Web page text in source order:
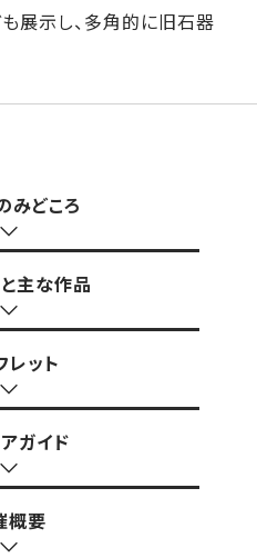
展示し、多角的に旧石器
みどころ
主な作品
レット
ガイド
概要